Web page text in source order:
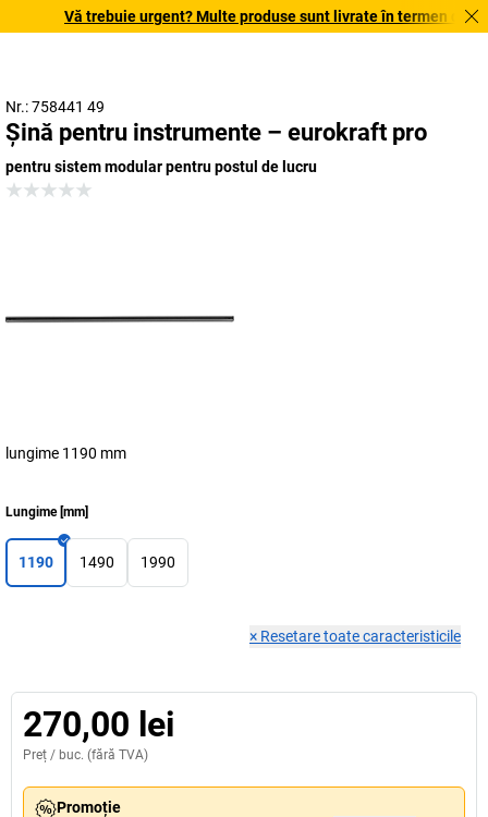
Vă trebuie urgent? Multe produse sunt livrate în termen de o
Nr.: 758441 49
Șină pentru instrumente – eurokraft pro
pentru sistem modular pentru postul de lucru
lungime 1190 mm
Lungime[mm]
1190 1490 1990
× Resetare toate caracteristicile
270,00 lei
Preț / buc. (fără TVA)
Promoție